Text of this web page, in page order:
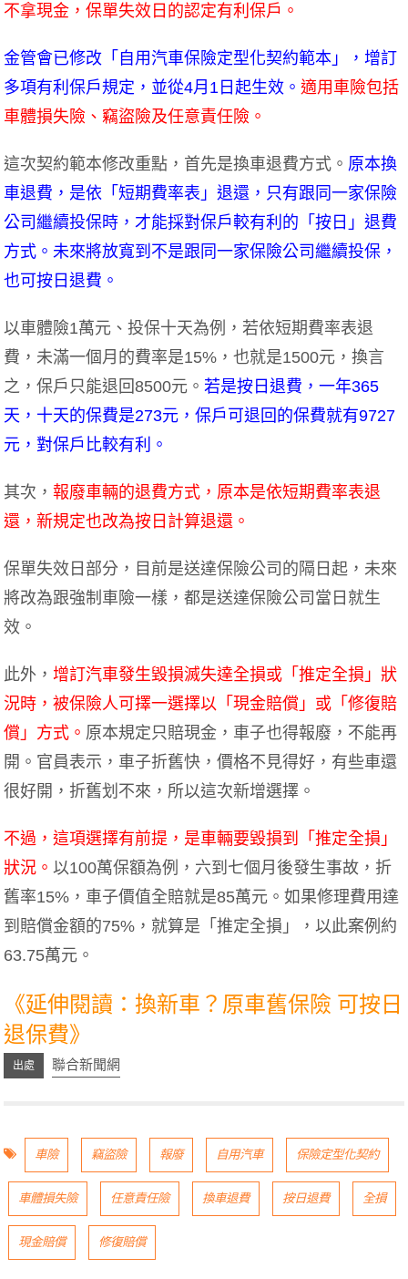
不拿現金，保單失效日的認定有利保戶。
金管會已修改「自用汽車保險定型化契約範本」，增訂
多項有利保戶規定，並從4月1日起生效。適用車險包括
車體損失險、竊盜險及任意責任險。
這次契約範本修改重點，首先是換車退費方式。 原本換
車退費，是依「短期費率表」退還，只有跟同一家保險
公司繼續投保時，才能採對保戶較有利的「按日」退費
方式。未來將放寬到不是跟同一家保險公司繼續投保，
也可按日退費。
以車體險1萬元、投保十天為例，若依短期費率表退
費，未滿一個月的費率是15%，也就是1500元，換言
之，保戶只能退回8500元。若是按日退費，一年365
天，十天的保費是273元，保戶可退回的保費就有9727
元，對保戶比較有利。
其次，報廢車輛的退費方式，原本是依短期費率表退
還，新規定也改為按日計算退還。
保單失效日部分，目前是送達保險公司的隔日起，未來
將改為跟強制車險一樣，都是送達保險公司當日就生
效。
此外，增訂汽車發生毀損滅失達全損或「推定全損」狀
況時，被保險人可擇一選擇以「現金賠償」或「修復賠
償」方式。 原本規定只賠現金，車子也得報廢，不能再
開。官員表示，車子折舊快，價格不見得好，有些車還
很好開，折舊划不來，所以這次新增選擇。
不過，這項選擇有前提，是車輛要毀損到「推定全損」
狀況。以100萬保額為例，六到七個月後發生事故，折
舊率15%，車子價值全賠就是85萬元。如果修理費用達
到賠償金額的75%，就算是「推定全損」，以此案例約
63.75萬元。
《延伸閱讀：換新車？原車舊保險 可按日
退保費》
聯合新聞網
車險 竊盜險 報廢 自用汽車 保險定型化契約
車體損失險 任意責任險 換車退費 按日退費 全損
現金賠償 修復賠償